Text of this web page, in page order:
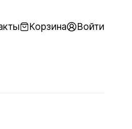
Корзина Войти